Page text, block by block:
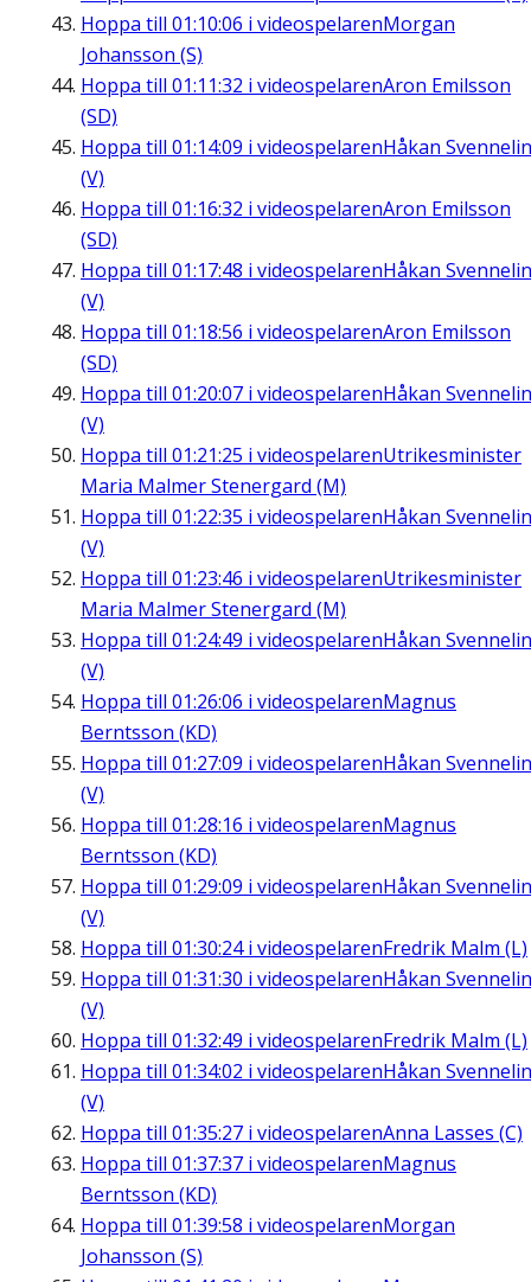
Hoppa till 01:10:06 i videospelarenMorgan
Johansson (S)
Hoppa till 01:11:32 i videospelarenAron Emilsson
(SD)
Hoppa till 01:14:09 i videospelarenHåkan
(V)
Hoppa till 01:16:32 i videospelarenAron Emilsson
(SD)
Hoppa till 01:17:48 i videospelarenHåkan
(V)
Hoppa till 01:18:56 i videospelarenAron Emilsson
(SD)
Hoppa till 01:20:07 i videospelarenHåkan
(V)
Hoppa till 01:21:25 i videospelarenUtrikesminister
Maria Malmer Stenergard (M)
Hoppa till 01:22:35 i videospelarenHåkan
(V)
Hoppa till 01:23:46 i videospelarenUtrikesminister
Maria Malmer Stenergard (M)
Hoppa till 01:24:49 i videospelarenHåkan
(V)
Hoppa till 01:26:06 i videospelarenMagnus
Berntsson (KD)
Hoppa till 01:27:09 i videospelarenHåkan
(V)
Hoppa till 01:28:16 i videospelarenMagnus
Berntsson (KD)
Hoppa till 01:29:09 i videospelarenHåkan
(V)
Hoppa till 01:30:24i videospelarenFredrik Malm (L)
Hoppa till 01:31:30 i videospelarenHåkan
(V)
Hoppa till 01:32:49 i videospelarenFredrik Malm (L)
Hoppa till 01:34:02 i videospelarenHåkan
(V)
Hoppa till 01:35:27 i videospelarenAnna Lasses (C)
Hoppa till 01:37:37 i videospelarenMagnus
Berntsson (KD)
Hoppa till 01:39:58 i videospelarenMorgan
Johansson (S)